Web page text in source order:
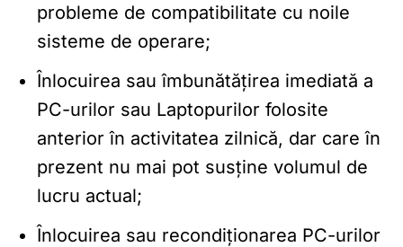
probleme de compatibilitate cu noile
sisteme de operare;
Înlocuirea sau îmbunătățirea imediată a
PC-urilor sau Laptopurilor folosite
anterior în activitatea zilnică, dar care în
prezent nu mai pot susține volumul de
lucru actual;
Înlocuirea sau recondiționarea PC-urilor